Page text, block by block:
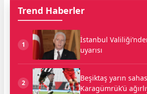
Trend Haberler
1
İstanbul
uyarısı
2
Beşiktaş yarın
Karagümrük’ü